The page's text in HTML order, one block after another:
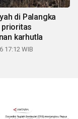
di Palangka
prioritas
karhutla
17:12 WIB